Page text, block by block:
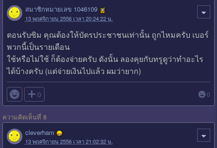
สมาชิกหมายเลข 1046109
13 พฤศจิกายน 2556 เวลา 20:24:22 น.
ตอนรับซิม คุณต้องให้บัตรประชาชนเท่านั้น ถูกไหมครับ เบอร์
พวกนี้เป็นรายเดือน
ใช้หรือไม่ใช้ ก็ต้องจ่ายครับ ดังนั้น ลองคุยกับทรูดูว่าทำอะไร
ได้บ้างครับ (แต่จ่ายเงินไปแล้ว ผมว่ายาก)
 0 0
ความคิดเห็นที่ 8
cleverham
13 พฤศจิกายน 2556 เวลา 21:02:32 น.